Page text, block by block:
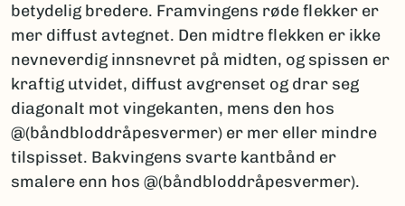
betydelig bredere. Framvingens røde flekker er
mer diffust avtegnet. Den midtre flekken er ikke
nevneverdig innsnevret på midten, og spissen er
kraftig utvidet, diffust avgrenset og drar seg
diagonalt mot vingekanten, mens den hos
@(båndbloddråpesvermer) er mer eller mindre
tilspisset. Bakvingens svarte kantbånd er
smalere enn hos @(båndbloddråpesvermer).